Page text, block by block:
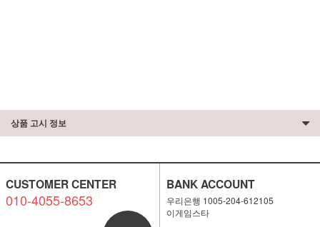
상품 고시 정보
CUSTOMER CENTER
010-4055-8653
BANK ACCOUNT
우리은행 1005-204-612105
이게임스타